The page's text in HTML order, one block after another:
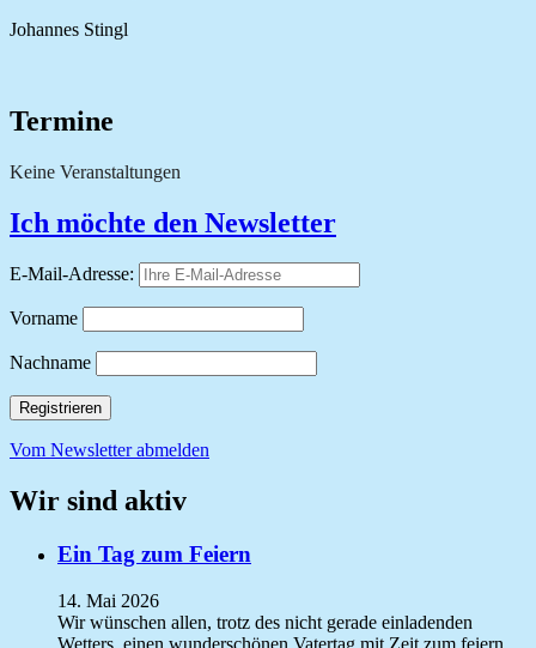
Johannes Stingl
Termine
Keine Veranstaltungen
Ich möchte den Newsletter
E-Mail-Adresse:
Vorname
Nachname
Vom Newsletter abmelden
Wir sind aktiv
Ein Tag zum Feiern
14. Mai 2026
Wir wünschen allen, trotz des nicht gerade einladenden
Wetters, einen wunderschönen Vatertag mit Zeit zum feiern,